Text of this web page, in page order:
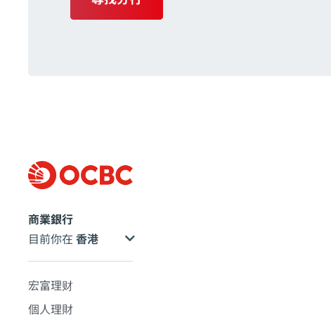
商業銀行
目前你在
宏富理财
個人理財